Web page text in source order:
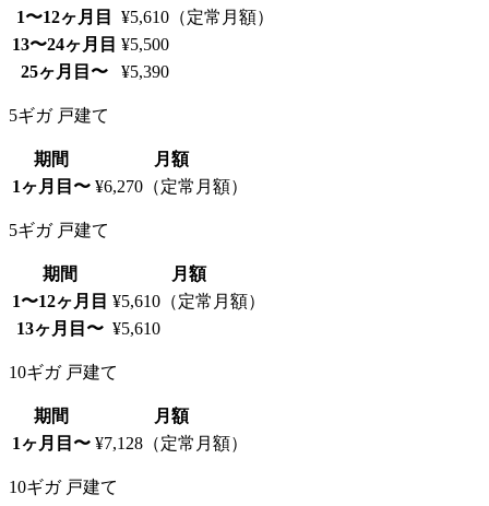
1〜12ヶ月目
¥5,610（定常月額）
13〜24ヶ月目 ¥5,500
25ヶ月目〜
¥5,390
5ギガ 戸建て
期間
月額
1ヶ月目〜 ¥6,270（定常月額）
5ギガ 戸建て
期間
月額
1〜12ヶ月目 ¥5,610（定常月額）
13ヶ月目〜 ¥5,610
10ギガ 戸建て
期間
月額
1ヶ月目〜 ¥7,128（定常月額）
10ギガ 戸建て